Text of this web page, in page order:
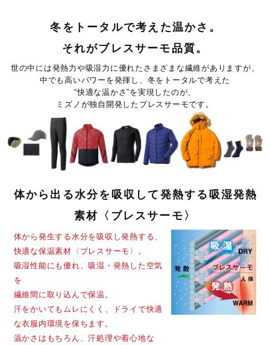
サポート
直営店一覧
取扱店一覧
インドネシア製
発売シーズン
2024年秋冬
冬をトータルで考えた温かさ。
それがブレスサーモ品質。
世の中には発熱力や吸湿力に優れたさまざまな繊維がありますが、
中でも高いパワーを発揮し、冬をトータルで考えた
“快適な温かさ”を実現したのが、
ミズノが独自開発したブレスサーモです。
体から出る水分を吸収して発熱する 吸湿発熱
素材〈ブレスサーモ〉
体から発生する水分を吸収し発熱する、
快適な保温素材〈ブレスサーモ〉。
吸湿性能にも優れ、吸湿・発熱した空気
を
繊維間に取り込んで保温。
汗をかいてもムレにくく、ドライで快適
な衣服内環境を保ちます。
温かさはもちろん、汗処理や着心地な